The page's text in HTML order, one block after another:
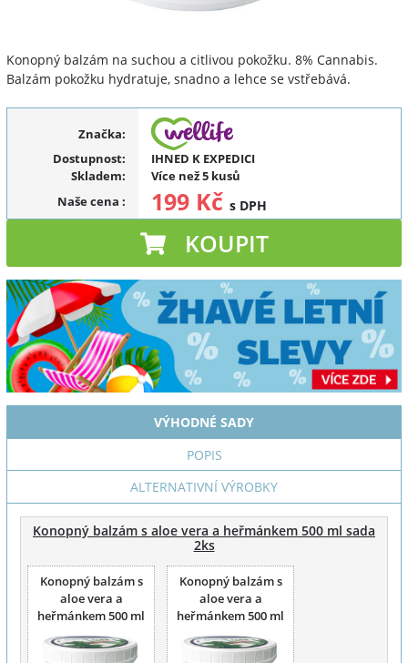
Konopný balzám na suchou a citlivou pokožku. 8% Cannabis.
Balzám pokožku hydratuje, snadno a lehce se vstřebává.
Značka:
Dostupnost:
IHNED K EXPEDICI
Skladem:
Více než 5 kusů
Naše cena : 199 Kč s DPH
KOUPIT
VÝHODNÉ SADY
POPIS
ALTERNATIVNÍ VÝROBKY
Konopný balzám s aloe vera a heřmánkem 500 ml sada
2ks
Konopný balzám s
aloe vera a
heřmánkem 500 ml
Konopný balzám s
aloe vera a
heřmánkem 500 ml